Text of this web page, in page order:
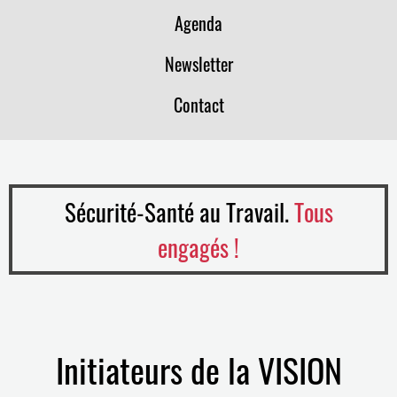
Agenda
Newsletter
Contact
Sécurité-Santé au Travail.Tous
engagés !
Initiateurs de la VISION